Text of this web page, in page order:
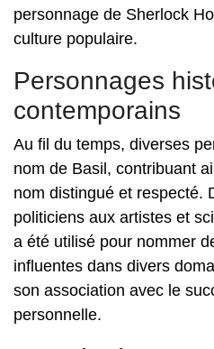
personnage de Sherlock
culture populaire.
Personnages
contemporains
Au fil du temps, diverses
nom de Basil, contribuant
nom distingué et respecté.
politiciens aux artistes et
a été utilisé pour nommer
influentes dans divers
son association avec le
personnelle.